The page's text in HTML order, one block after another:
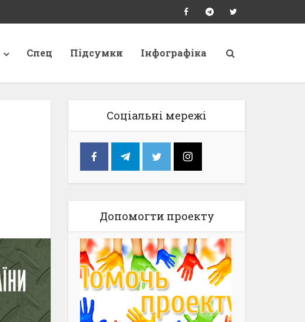
Спец Підсумки Інфографіка
Соціальні мережі
Допомогти проекту